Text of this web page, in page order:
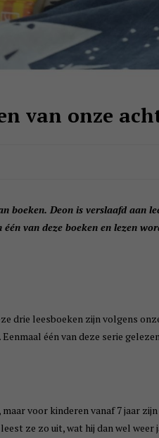
van onze
boeken. Deon is verslaafd aan
van deze boeken en lezen
drie leesboeken zijn volgens
één van deze serie
voor kinderen vanaf 7 jaar
ze zo uit, wat hij dan wel weer